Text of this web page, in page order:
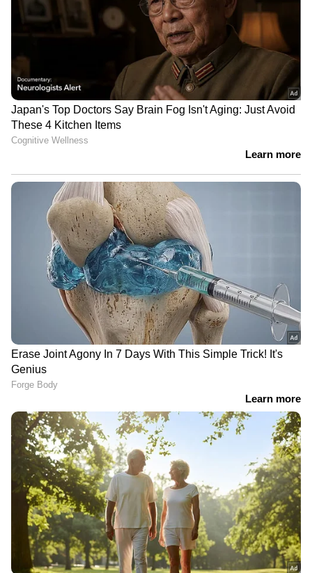
മാത്രം കഴിക്കുന്നതും പഞ്ചസാരയോ
കലോറിയോ അമിതമാകാതെ ഇതിന്റെ
ഗുണങ്ങൾ ലഭിക്കുന്നതിന് സഹായിക്കും.
View post on Instagram
വാഹനങ്ങളോടി; പക്ഷെ
ദുരിതമൊഴിയാതെ കുട്ടനാട്ടിലെ
ജനജീവിതം | Alappzha | Rain
'അർജുൻ ആയങ്കിയെ നേരിൽ
കണ്ടിട്ടുകൂടിയില്ല, എന്നിട്ടും
ഞങ്ങളുടെ വീടുകളിൽ കയറി' |
Arjun Aayanki